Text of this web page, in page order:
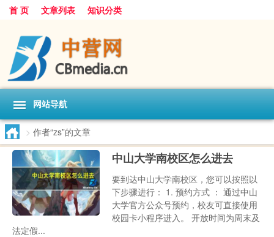
首 页 文章列表 知识分类
网站导航
> 作者“zs”的文章
中山大学南校区怎么进去
要到达中山大学南校区，您可以按照以
下步骤进行： 1. 预约方式 ： 通过中山
大学官方公众号预约，校友可直接使用
校园卡小程序进入。 开放时间为周末及
法定假...